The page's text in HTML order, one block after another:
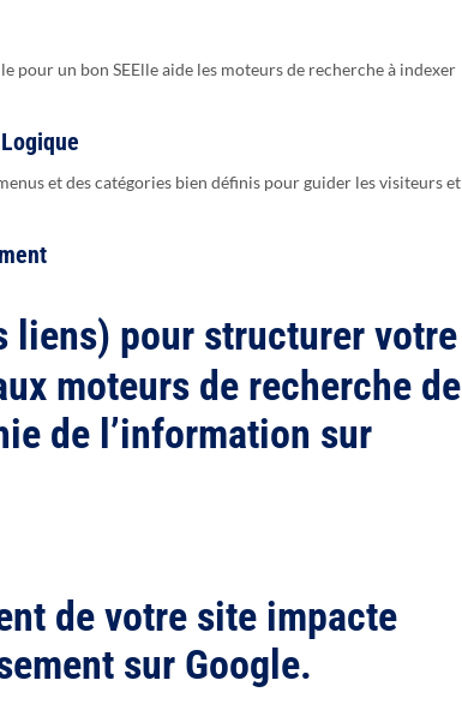
pour un bon SEElle aide les moteurs de recherche à indexer
et des catégories bien définis pour guider les visiteurs et
liens) pour structurer votre
moteurs de recherche de
de l’information sur
de votre site impacte
sur Google.